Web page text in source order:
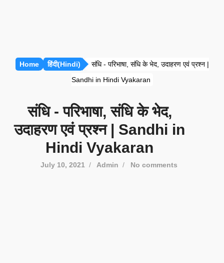
Home हिंदी(Hindi)
संधि - परिभाषा, संधि के भेद, उदाहरण एवं प्रश्न |
Sandhi in Hindi Vyakaran
संधि - परिभाषा, संधि के भेद,
उदाहरण एवं प्रश्न | Sandhi in
Hindi Vyakaran
July 10, 2021 / Admin / No comments